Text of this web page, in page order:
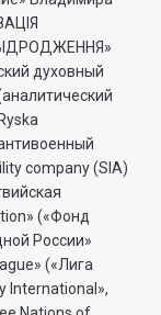
духовный
company (SIA)
(«Фонд
России»
(«Лига
International»,